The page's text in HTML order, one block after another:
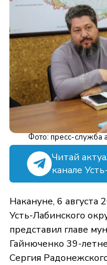
Фото: пресс-служба
Читай
канале
Накануне, 6 августа
Усть-Лабинского
представил главе
Гайнюченко 39-
Сергия